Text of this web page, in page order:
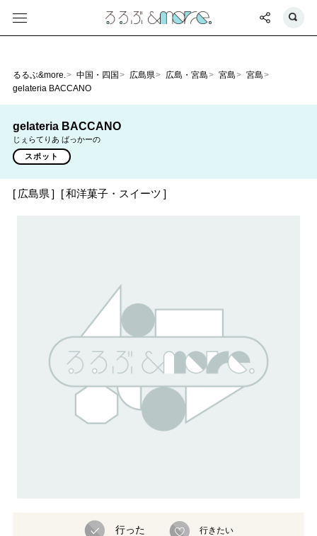
るるぶ&more. 中国・四国 広島県 広島・宮島 宮島
宮島
gelateria BACCANO
gelateria BACCANO
じぇらてりあ ばっかーの
スポット
広島県 和洋菓子・スイーツ
行った 行きたい